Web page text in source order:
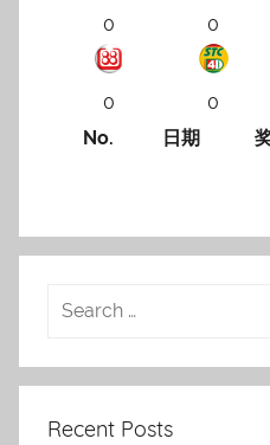
0 0
0 0
No.
日期
Recent Posts